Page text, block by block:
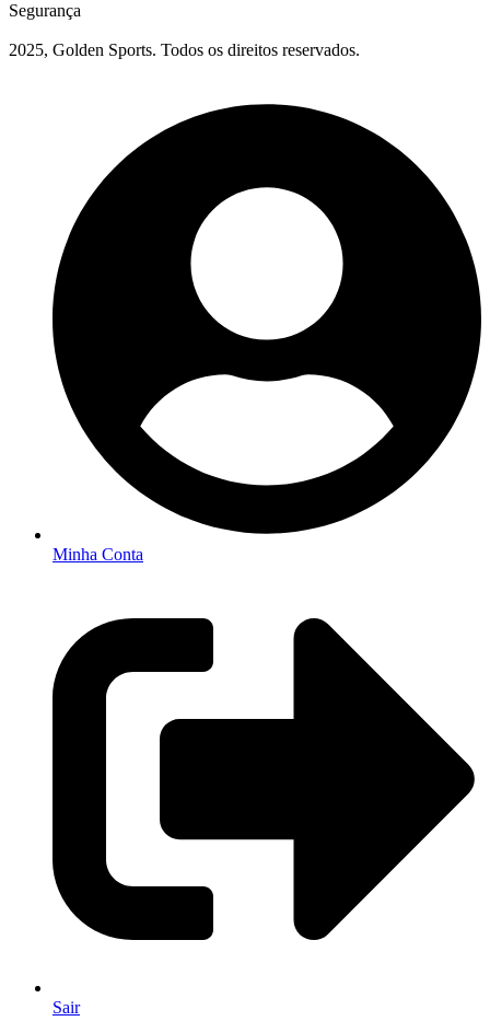
Segurança
2025, Golden Sports. Todos os direitos reservados.
Minha Conta
Sair